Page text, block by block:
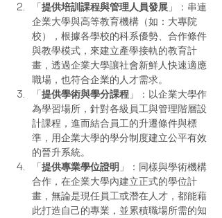
「 提供培訓課程與管理人員發展 」：串連
企業大學與高等教育機構（如：大專院
校），根據各學校的科系優勢、合作條件
與教學模式，來建立產學接軌的教育計
畫，透過企業大學讓社會新鮮人快速適應
職場，也符合企業的人才需求。
「 提供學術與學分課程 」：以企業大學作
為學習場所，針對各級員工與管理階層設
計課程，進而結合員工的升遷條件與標
準，用企業大學的學分制度建立公平有效
的晉升系統。
「 提供專業學位證明 」：同樣與學術機構
合作，在企業大學內建立正式的學位計
畫，無論是現任員工或潛在人才，都能藉
此打造自己的專業，並累積職場所需的知